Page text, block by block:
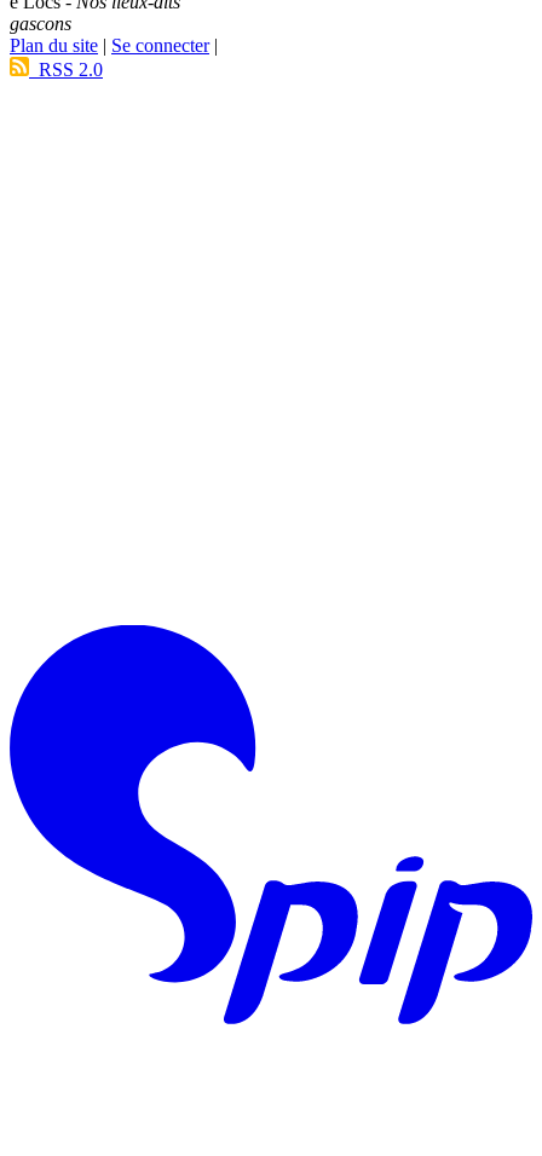
gascons
Plan du site | Se connecter|
RSS 2.0